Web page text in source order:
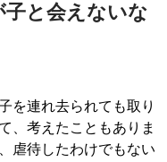
と会えないな
を連れ去られても取り
、考えたこともありま
虐待したわけでもない